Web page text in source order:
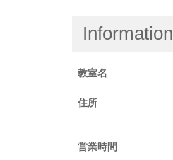
Information
教室名
住所
営業時間